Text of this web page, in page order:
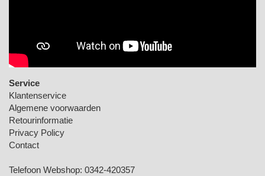
Service
Klantenservice
Algemene voorwaarden
Retourinformatie
Privacy Policy
Contact
Telefoon Webshop: 0342-420357